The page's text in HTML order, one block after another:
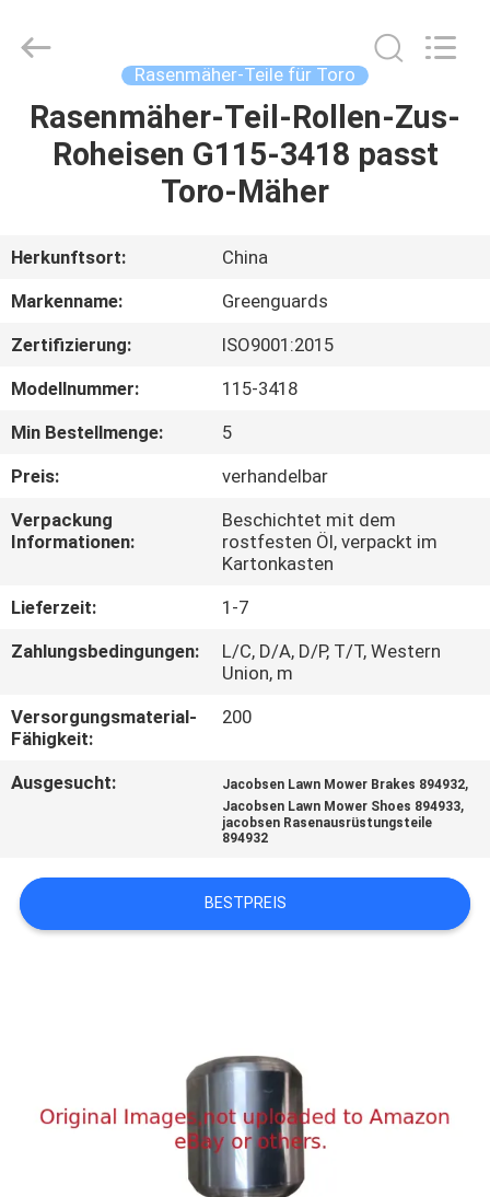
HAUS
ÜBER
UNS
FABRIK-
AUSFLUG
QUALITÄTSKONTROLLE
TRETEN
MIT
UNS
VERBINDUNG
NACHRICHTEN
SIE EIN
ZITAT
POLICY
Trading
Rights
Reserved.
Rasenmäher-Teile für Toro
Rasenmäher-Teil-Rollen-Zus-
Roheisen G115-3418 passt
Toro-Mäher
Herkunftsort:
China
Markenname:
Greenguards
Zertifizierung:
ISO9001:2015
Modellnummer:
115-3418
Min Bestellmenge:
5
Preis:
verhandelbar
Verpackung
Informationen:
Beschichtet mit dem
rostfesten Öl, verpackt im
Kartonkasten
Lieferzeit:
1-7
Zahlungsbedingungen:
L/C, D/A, D/P, T/T, Western
Union, m
Versorgungsmaterial-
Fähigkeit:
200
Ausgesucht: Jacobsen Lawn Mower Brakes 894932,
Jacobsen Lawn Mower Shoes 894933,
jacobsen Rasenausrüstungsteile
894932
BESTPREIS